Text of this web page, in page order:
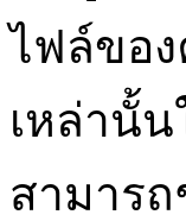
ไฟล์ขอ
เหล่านั้
สามาร